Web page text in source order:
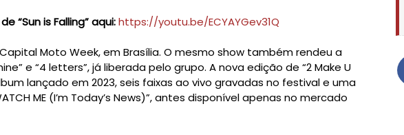
“Sun is Falling” aqui:https://youtu.be/ECYAYGev31Q
Moto Week, em Brasília. O mesmo show também rendeu a
e “4 letters”, já liberada pelo grupo. A nova edição de “2 Make U
lançado em 2023, seis faixas ao vivo gravadas no festival e uma
ME (I’m Today’s News)”, antes disponível apenas no mercado